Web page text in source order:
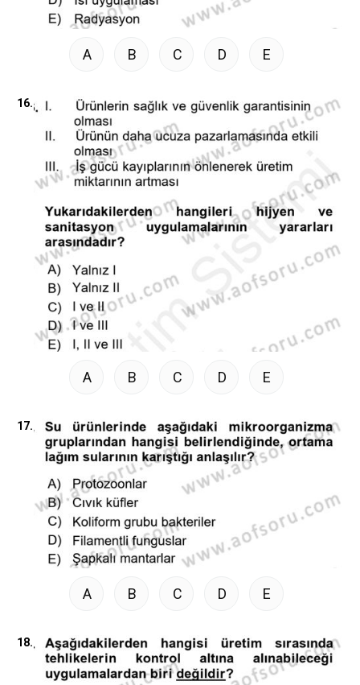
A B C D E
16.
A B C D E
17.
A B C D E
18.